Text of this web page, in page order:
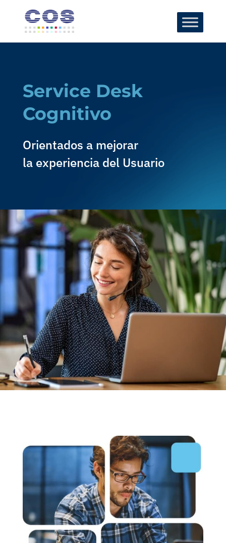
Service Desk
Cognitivo
Orientados a mejorar
la experiencia del Usuario